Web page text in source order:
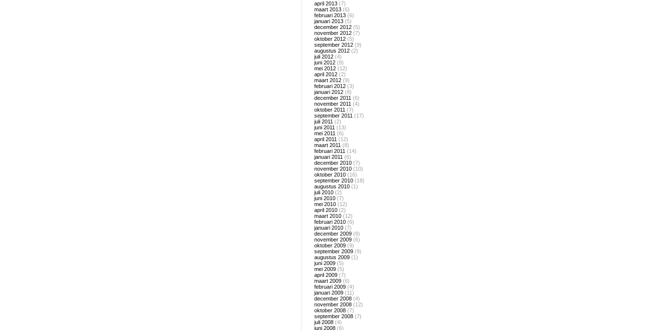
april 2013 (7)
maart 2013 (6)
februari 2013 (6)
januari 2013 (5)
december 2012 (5)
november 2012 (7)
oktober 2012 (5)
september 2012 (9)
augustus 2012 (2)
juli 2012 (4)
juni 2012 (9)
mei 2012 (12)
april 2012 (2)
maart 2012 (9)
februari 2012 (3)
januari 2012 (8)
december 2011 (6)
november 2011 (4)
oktober 2011 (7)
september 2011 (17)
juli 2011 (2)
juni 2011 (13)
mei 2011 (6)
april 2011 (12)
maart 2011 (8)
februari 2011 (14)
januari 2011 (6)
december 2010 (7)
november 2010 (10)
oktober 2010 (16)
september 2010 (18)
augustus 2010 (1)
juli 2010 (2)
juni 2010 (7)
mei 2010 (12)
april 2010 (2)
maart 2010 (12)
februari 2010 (6)
januari 2010 (7)
december 2009 (8)
november 2009 (6)
oktober 2009 (9)
september 2009 (9)
augustus 2009 (1)
juni 2009 (5)
mei 2009 (5)
april 2009 (7)
maart 2009 (6)
februari 2009 (4)
januari 2009 (11)
december 2008 (4)
november 2008 (12)
oktober 2008 (7)
september 2008 (7)
juli 2008 (4)
juni 2008 (6)